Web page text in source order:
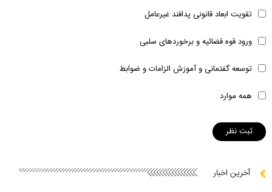
تقویت ابعاد قانونی پدافند غیرعامل
ورود قوه قضائیه و برخوردهای سلبی
توسعه گفتمانی و آموزش الزامات و ضوابط
همه موارد
آخرین اخبار